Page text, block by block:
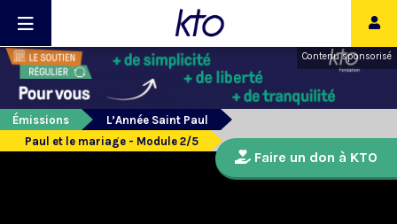
Contenu sponsorisé
Émissions
L’Année Saint Paul
Paul et le mariage - Module 2/5
Faire un don à KTO